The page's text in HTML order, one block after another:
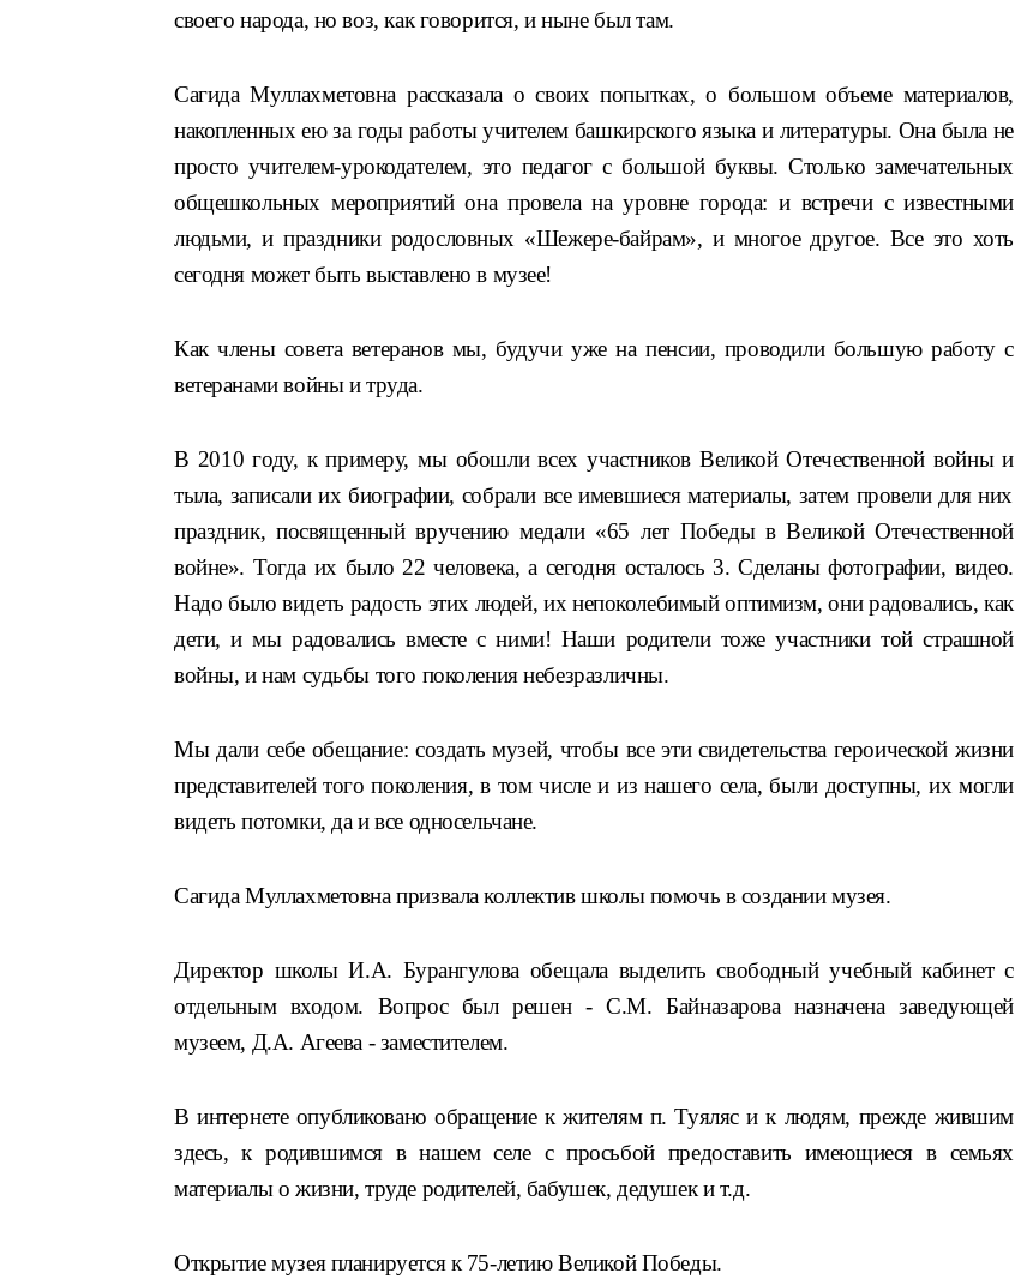
своего народа, но воз, как говорится, и ныне был там.
Сагида Муллахметовна рассказала о своих попытках, о большом объеме материалов,
накопленных ею за годы работы учителем башкирского языка и литературы. Она была не
просто учителем-урокодателем, это педагог с большой буквы. Столько замечательных
общешкольных мероприятий она провела на уровне города: и встречи с известными
людьми, и праздники родословных «Шежере-байрам», и многое другое. Все это хоть
сегодня может быть выставлено в музее!
Как члены совета ветеранов мы, будучи уже на пенсии, проводили большую работу с
ветеранами войны и труда.
В 2010 году, к примеру, мы обошли всех участников Великой Отечественной войныи
тыла, записали их биографии, собрали все имевшиеся материалы, затем провели для них
праздник, посвященный вручению медали «65 лет Победы в Великой Отечественной
войне». Тогда их было 22 человека, а сегодня осталось 3. Сделаны фотографии, видео.
Надо было видеть радость этих людей, их непоколебимый оптимизм, они радовались, как
дети, и мы радовались вместе с ними! Наши родители тоже участники той страшной
войны, и нам судьбы того поколения небезразличны.
Мы дали себе обещание: создать музей, чтобы все эти свидетельства героической жизни
представителей того поколения, в том числе и из нашего села, были доступны, их могли
видеть потомки, да и все односельчане.
Сагида Муллахметовна призвала коллектив школы помочь в создании музея.
Директор школы И.А. Бурангулова обещала выделить свободный учебный кабинет с
отдельным входом. Вопрос был решен - С.М. Байназарова назначена заведующей
музеем, Д.А. Агеева - заместителем.
В интернете опубликовано обращение к жителям п. Туяляс и к людям, прежде жившим
здесь, к родившимся в нашем селе с просьбой предоставить имеющиеся в семьях
материалы о жизни, труде родителей, бабушек, дедушек и т.д.
Открытие музея планируется к 75-летию Великой Победы.